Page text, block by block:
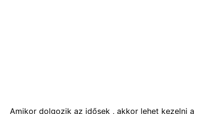
Amikor dolgozik az idősek , akkor lehet kezelni a